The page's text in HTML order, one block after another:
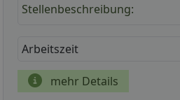
Stellenbeschreibung:
Arbeitszeit
mehr Details